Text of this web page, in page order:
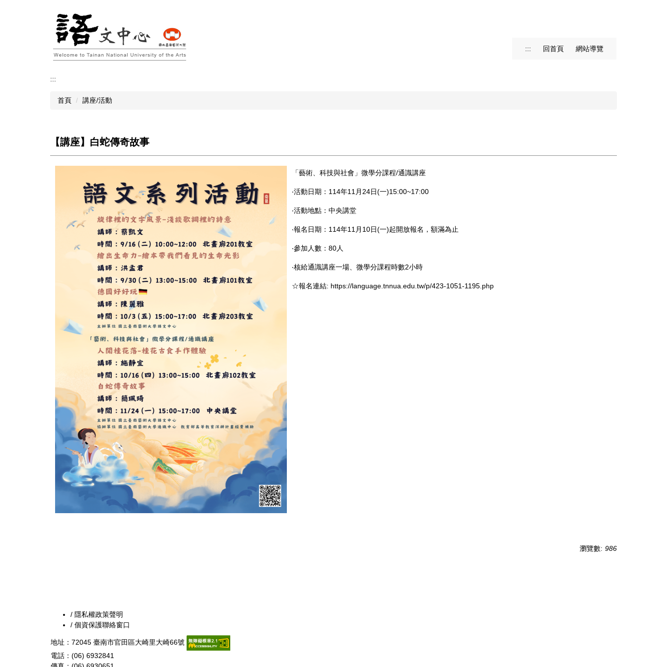
::: 回首頁 網站導覽
:::
首頁 講座/活動
【講座】白蛇傳奇故事
「藝術、科技與社會」微學分課程/通識講座
‧活動日期：114年11月24日(一)15:00~17:00
‧活動地點：中央講堂
‧報名日期：114年11月10日(一)起開放報名，額滿為止
‧參加人數：80人
‧核給通識講座一場、微學分課程時數2小時
☆報名連結: https://language.tnnua.edu.tw/p/423-1051-1195.php
瀏覽數: 986
/ 隱私權政策聲明
/ 個資保護聯絡窗口
地址：72045 臺南市官田區大崎里大崎66號
電話：(06) 6932841